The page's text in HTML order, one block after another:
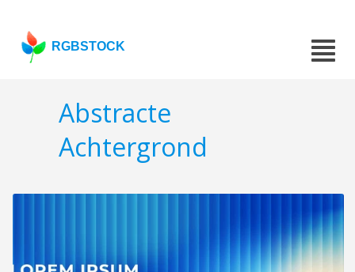
RGBSTOCK
Abstracte
Achtergrond